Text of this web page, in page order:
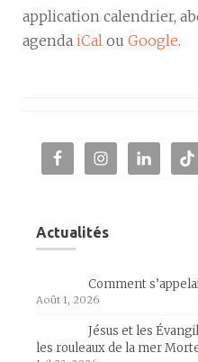
application calendrier,
agenda iCal ou Google.
Actualités
Comment
Août 1, 2026
Jésus et les
les rouleaux de la mer